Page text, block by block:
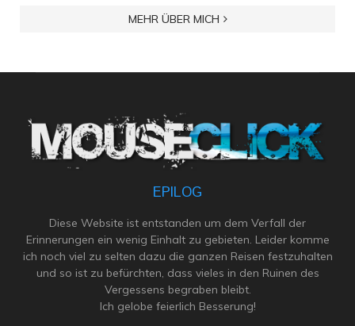
MEHR ÜBER MICH
EPILOG
Diese Website ist entstanden um dem Verfall der
Erinnerungen ein wenig Einhalt zu gebieten. Leider komme
ich noch viel zu selten dazu die ganzen Reisen festzuhalten
und so ist zu befürchten, dass vieles in den Ruinen des
Vergessens begraben bleibt.
Ich gelobe feierlich Besserung!